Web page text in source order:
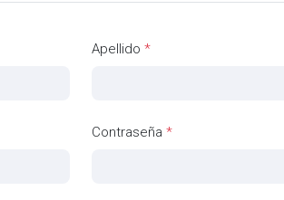
Apellido *
Contraseña *